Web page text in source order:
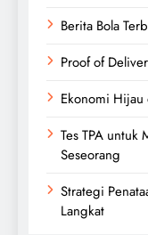
Berita Bola
Proof of
Ekonomi
Tes TPA untuk
Seseorang
Strategi
Langkat